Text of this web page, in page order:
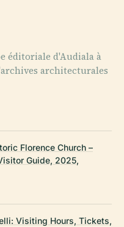
éditoriale d'Audiala à
architecturales
Florence Church –
Guide, 2025,
Visiting Hours, Tickets,